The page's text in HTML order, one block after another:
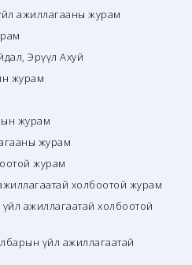
ажиллагааны журам
Эрүүл Ахуй
журам
журам
журам
журам
холбоотой журам
ажиллагаатай холбоотой
үйл ажиллагаатай